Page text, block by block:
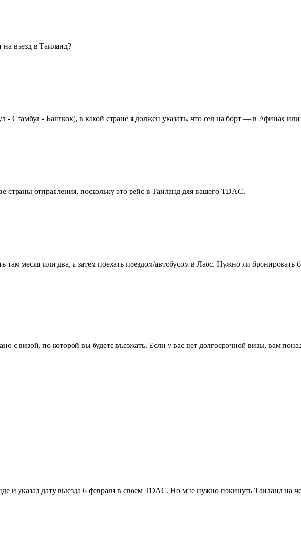
на въезд в Таиланд?
Стамбул - Бангкок), в какой стране я должен указать, что сел на борт — в Афинах или
страны отправления, поскольку это рейс в Таиланд для вашего TDAC.
там месяц или два, а затем поехать поездом/автобусом в Лаос. Нужно ли
с визой, по которой вы будете въезжать. Если у вас нет долгосрочной визы, вам
и указал дату выезда 6 февраля в своем TDAC. Но мне нужно покинуть Таиланд на